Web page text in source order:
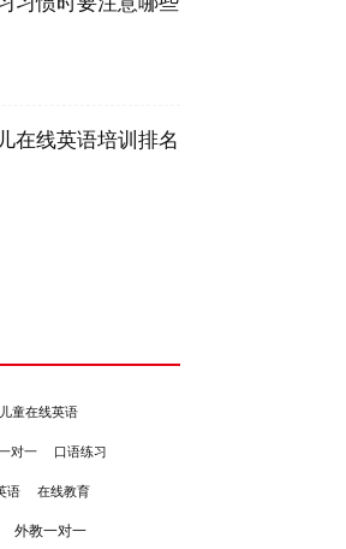
在线英语培训排名
儿童在线英语
对一 口语练习
语 在线教育
外教一对一